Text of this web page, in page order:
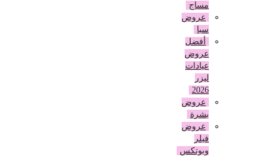
مساج
عروض
أفضل
عروض
عيادات
عروض
بشرة
عروض
وبوتكس